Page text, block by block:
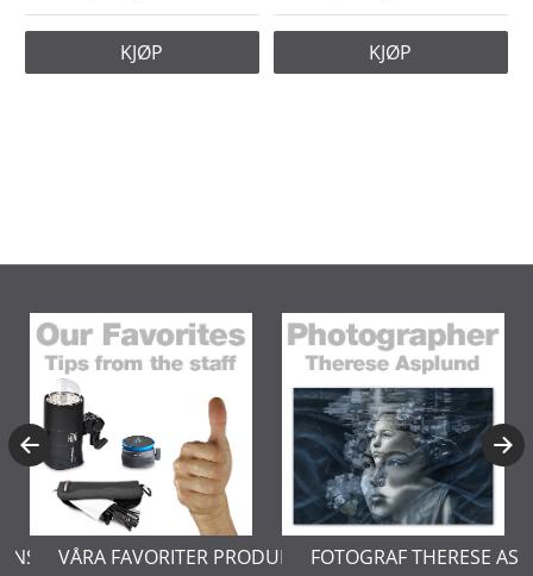
KJØP KJØP
VÅRA FAVORITER PRODUKTERFOTOGRAF THERESE